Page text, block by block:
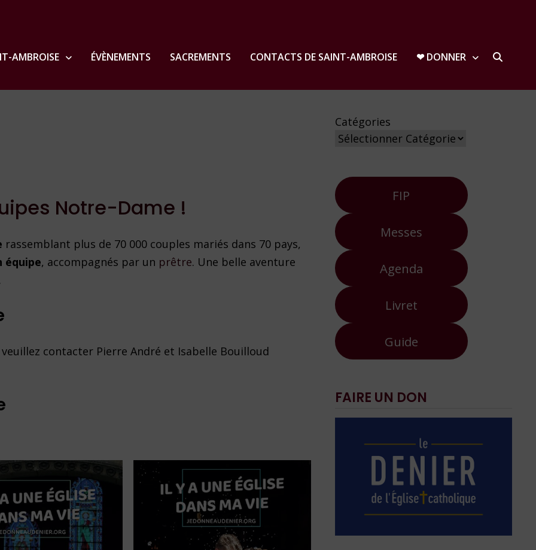
AMBROISE ÉVÈNEMENTS SACREMENTS CONTACTS DE SAINT-AMBROISE ❤︎ DONNER
Notre-Dame !
rassemblant plus de 70 000 couples mariés dans 70 pays,
équipe, accompagnés par un prêtre. Une belle aventure
contacter Pierre André et Isabelle Bouilloud
Catégories
FIP
Messes
Agenda
Livret
Guide
FAIRE UN DON